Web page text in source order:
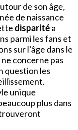
de son âge,
de naissance
disparitéa
parmi les fans et
sur l’âge dans le
concerne pas
question les
unique
plus dans